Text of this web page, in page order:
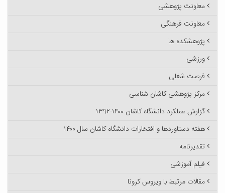
معاونت پژوهشی
معاونت فرهنگی
پژوهشکده ها
ورزشی
فرصت شغلی
مرکز پژوهشی کاشان شناسی
گزارش عملکرد دانشگاه کاشان ۱۴۰۰-۱۳۹۲
هفته دستاوردها و افتخارات دانشگاه کاشان سال ۱۴۰۰
تقدیرنامه
فیلم آموزشی
مقالات مرتبط با ویروس کرونا